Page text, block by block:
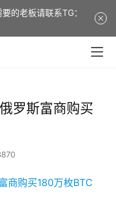
罗斯富商购买
的老板请联系TG：
is a 8-year-old
TG: tuhaov